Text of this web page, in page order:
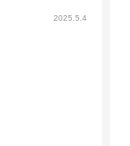
2025.5.4